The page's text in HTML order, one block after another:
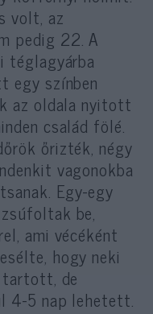
volt, az
pedig 22. A
téglagyárba
egy színben
az oldala nyitott
család fölé.
őrizték, négy
vagonokba
Egy-egy
be,
ami vécéként
hogy neki
de
4-5 nap lehetett.